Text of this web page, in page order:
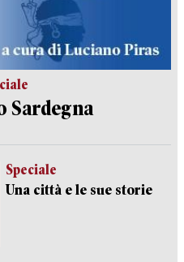
Sardegna
Speciale
Una città e le sue storie